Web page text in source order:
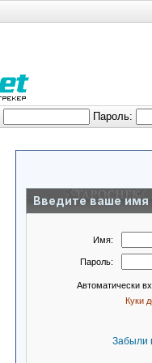
Пароль:
Введите ваше имя
Имя:
Пароль:
Автоматически
Куки
Забыли